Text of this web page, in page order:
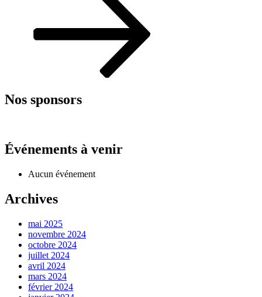
Nos sponsors
Événements à venir
Aucun événement
Archives
mai 2025
novembre 2024
octobre 2024
juillet 2024
avril 2024
mars 2024
février 2024